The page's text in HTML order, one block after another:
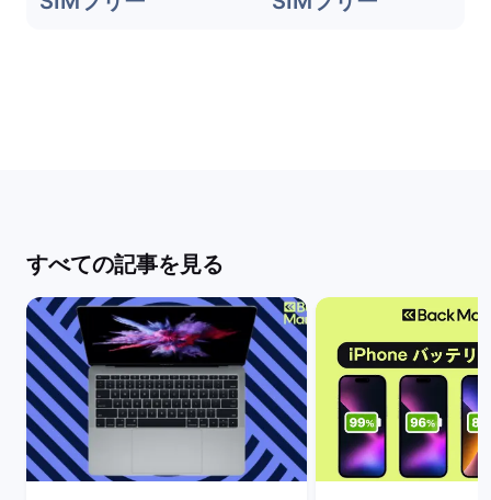
すべての記事を見る